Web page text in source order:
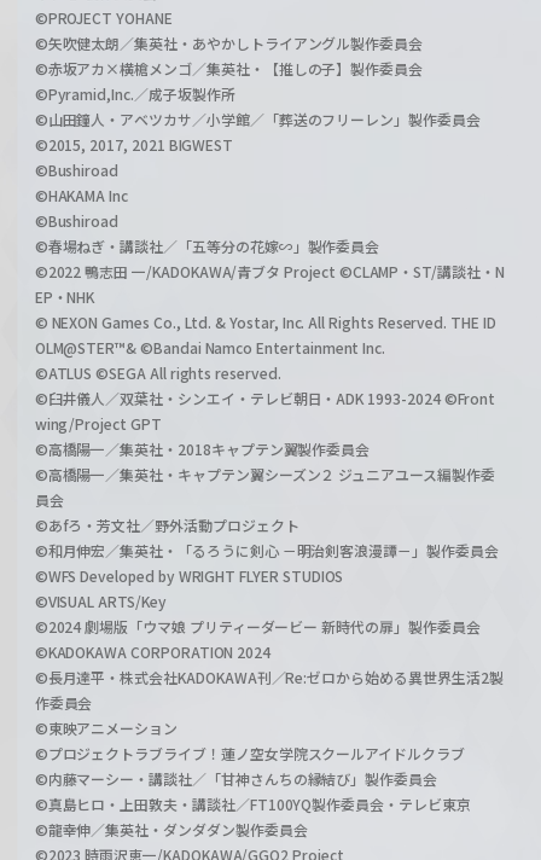
©PROJECT YOHANE
©矢吹健太朗／集英社・あやかしトライアングル製作委員会
©赤坂アカ×横槍メンゴ／集英社・【推しの子】製作委員会
©Pyramid,Inc.／成子坂製作所
©山田鐘人・アベツカサ／小学館／「葬送のフリーレン」製作委員会
©2015, 2017, 2021 BIGWEST
©Bushiroad
©HAKAMA Inc
©Bushiroad
©春場ねぎ・講談社／「五等分の花嫁∽」製作委員会
©2022 鴨志田 一/KADOKAWA/青ブタ Project ©CLAMP・ST/講談社・N
EP・NHK
© NEXON Games Co., Ltd. & Yostar, Inc. All Rights Reserved. THE ID
OLM@STER™& ©Bandai Namco Entertainment Inc.
©ATLUS ©SEGA All rights reserved.
©臼井儀人／双葉社・シンエイ・テレビ朝日・ADK 1993-2024 ©Front
wing/Project GPT
©高橋陽一／集英社・2018キャプテン翼製作委員会
©高橋陽一／集英社・キャプテン翼シーズン２ ジュニアユース編製作委
員会
©あfろ・芳文社／野外活動プロジェクト
©和月伸宏／集英社・「るろうに剣心 －明治剣客浪漫譚－」製作委員会
©WFS Developed by WRIGHT FLYER STUDIOS
©VISUAL ARTS/Key
©2024 劇場版「ウマ娘 プリティーダービー 新時代の扉」製作委員会
©KADOKAWA CORPORATION 2024
©長月達平・株式会社KADOKAWA刊／Re:ゼロから始める異世界生活2製
作委員会
©東映アニメーション
©プロジェクトラブライブ！蓮ノ空女学院スクールアイドルクラブ
©内藤マーシー・講談社／「甘神さんちの縁結び」製作委員会
©真島ヒロ・上田敦夫・講談社／FT100YQ製作委員会・テレビ東京
©龍幸伸／集英社・ダンダダン製作委員会
©2023 時雨沢恵一/KADOKAWA/GGO2 Project